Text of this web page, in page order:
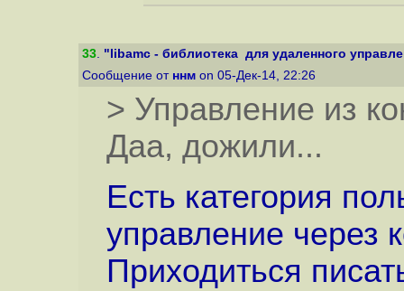
33. "libamc - библиотека для удаленного
Сообщение от ннм on 05-Дек-14, 22:26
> Управление из
Даа, дожили...
Есть категория
управление через
Приходиться